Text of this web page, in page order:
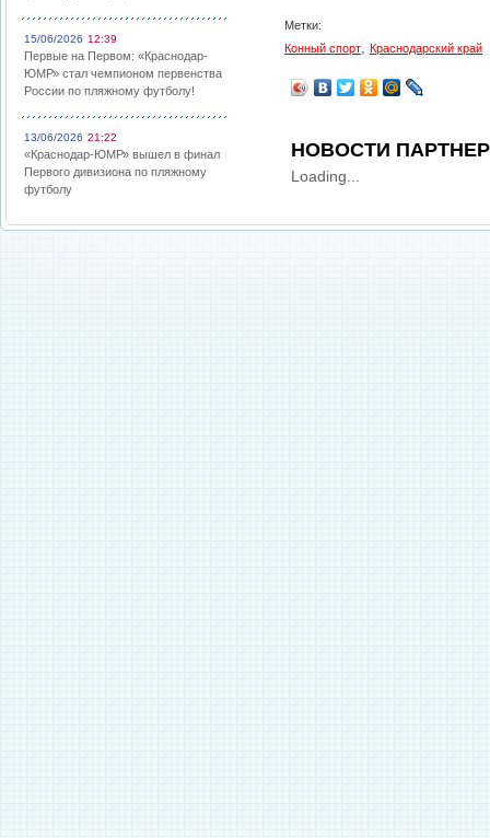
15/06/2026 12:39
Первые на Первом: «Краснодар-
ЮМР» стал чемпионом первенства
России по пляжному футболу!
13/06/2026 21:22
«Краснодар-ЮМР» вышел в финал
Первого дивизиона по пляжному
футболу
Метки:
Конный спорт
Краснодарский край
НОВОСТИ
Loading...